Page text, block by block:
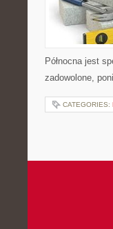
Północna jest
zadowolone,
CATEGORIES: